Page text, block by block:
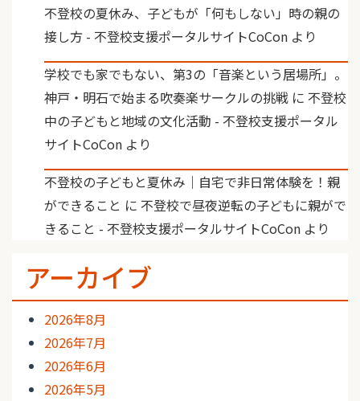
不登校の夏休み、子どもが「何もしない」時の親の
接し方 - 不登校支援ポータルサイトCoCon より
学校でも家でもない、第3の「音楽という居場所」。
神戸・明石で始まる吹奏楽サークルの挑戦 に 不登校
中の子どもと地域の文化活動 - 不登校支援ポータル
サイトCoCon より
不登校の子どもと夏休み｜自宅で非日常体験を！親
ができること に 不登校で昼夜逆転の子どもに親がで
きること - 不登校支援ポータルサイトCoCon より
アーカイブ
2026年8月
2026年7月
2026年6月
2026年5月